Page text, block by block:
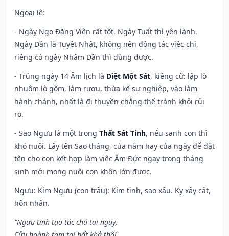
Ngoại lệ:
- Ngày Ngọ Đăng Viên rất tốt. Ngày Tuất thì yên lành.
Ngày Dần là Tuyệt Nhật, không nên động tác việc chi,
riêng có ngày Nhâm Dần thì dùng được.
- Trúng ngày 14 Âm lịch là Diệt Một Sát, kiêng cữ: lập lò
nhuộm lò gốm, làm rượu, thừa kế sự nghiệp, vào làm
hành chánh, nhất là đi thuyền chẳng thể tránh khỏi rủi
ro.
- Sao Ngưu là một trong Thất Sát Tinh, nếu sanh con thì
khó nuôi. Lấy tên Sao tháng, của năm hay của ngày để đặt
tên cho con kết hợp làm việc Âm Đức ngay trong tháng
sinh mới mong nuôi con khôn lớn được.
Ngưu: Kim Ngưu (con trâu): Kim tinh, sao xấu. Kỵ xây cất,
hôn nhân.
“Ngưu tinh tạo tác chủ tai nguy,